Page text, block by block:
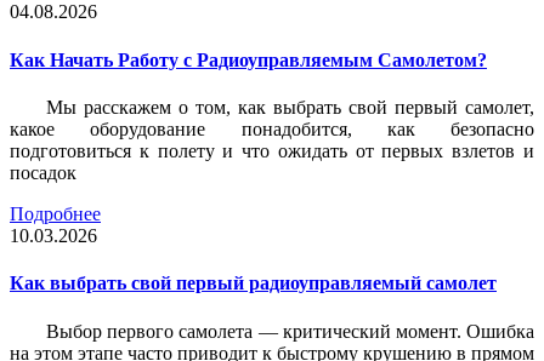
04.08.2026
Как Начать Работу с Радиоуправляемым Самолетом?
Мы расскажем о том, как выбрать свой первый самолет,
какое оборудование понадобится, как безопасно
подготовиться к полету и что ожидать от первых взлетов и
посадок
Подробнее
10.03.2026
Как выбрать свой первый радиоуправляемый самолет
Выбор первого самолета — критический момент. Ошибка
на этом этапе часто приводит к быстрому крушению в прямом